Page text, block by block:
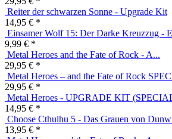
Black Sun Eternal Edition Upgrade Kit
14,95 € *
TIPP!
schwarzen Sonne ETERNAL EDITION
29,95 € *
Sonne - Upgrade Kit
14,95 € *
Wolf 15: Der Darke Kreuzzug - E-BOOK
9,99 € *